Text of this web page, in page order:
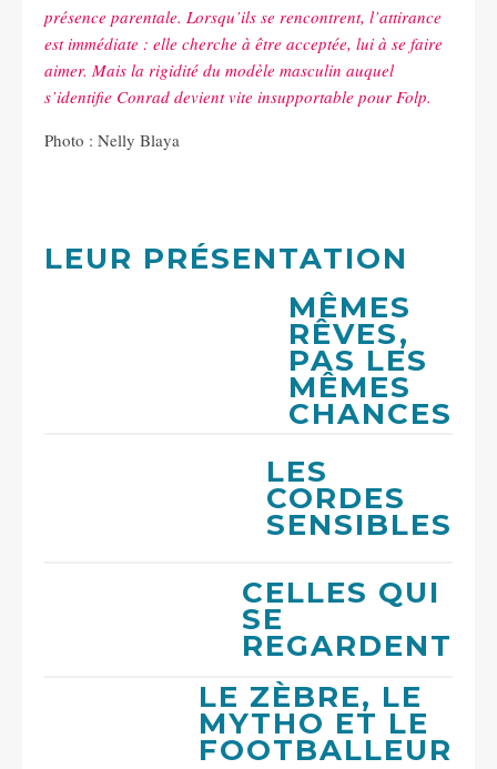
présence parentale. Lorsqu’ils se rencontrent, l’attirance
est immédiate : elle cherche à être acceptée, lui à se faire
aimer. Mais la rigidité du modèle masculin auquel
s’identifie Conrad devient vite insupportable pour Folp.
Photo : Nelly Blaya
LEUR PRÉSENTATION
MÊMES
RÊVES,
PAS LES
MÊMES
CHANCES
LES
CORDES
SENSIBLES
CELLES QUI
SE
REGARDENT
LE ZÈBRE, LE
MYTHO ET LE
FOOTBALLEUR